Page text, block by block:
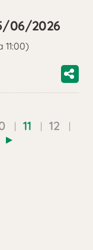
06/2026
11
12